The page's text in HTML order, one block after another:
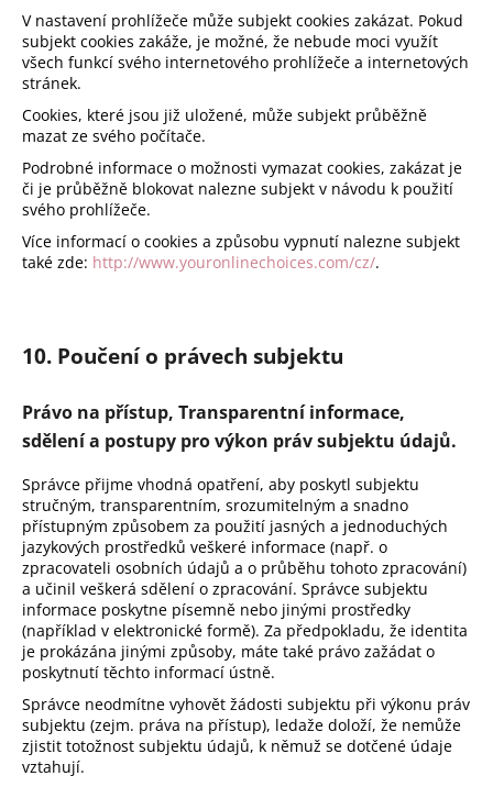
V nastavení prohlížeče může subjekt cookies zakázat. Pokud
subjekt cookies zakáže, je možné, že nebude moci využít
všech funkcí svého internetového prohlížeče a internetových
stránek.
Cookies, které jsou již uložené, může subjekt průběžně
mazat ze svého počítače.
Podrobné informace o možnosti vymazat cookies, zakázat je
či je průběžně blokovat nalezne subjekt v návodu k použití
svého prohlížeče.
Více informací o cookies a způsobu vypnutí nalezne subjekt
také zde: http://www.youronlinechoices.com/cz/.
10. Poučení o právech subjektu
Právo na přístup, Transparentní informace,
sdělení a postupy pro výkon práv subjektu údajů.
Správce přijme vhodná opatření, aby poskytl subjektu
stručným, transparentním, srozumitelným a snadno
přístupným způsobem za použití jasných a jednoduchých
jazykových prostředků veškeré informace (např. o
zpracovateli osobních údajů a o průběhu tohoto zpracování)
a učinil veškerá sdělení o zpracování. Správce subjektu
informace poskytne písemně nebo jinými prostředky
(například v elektronické formě). Za předpokladu, že identita
je prokázána jinými způsoby, máte také právo zažádat o
poskytnutí těchto informací ústně.
Správce neodmítne vyhovět žádosti subjektu při výkonu práv
subjektu (zejm. práva na přístup), ledaže doloží, že nemůže
zjistit totožnost subjektu údajů, k němuž se dotčené údaje
vztahují.